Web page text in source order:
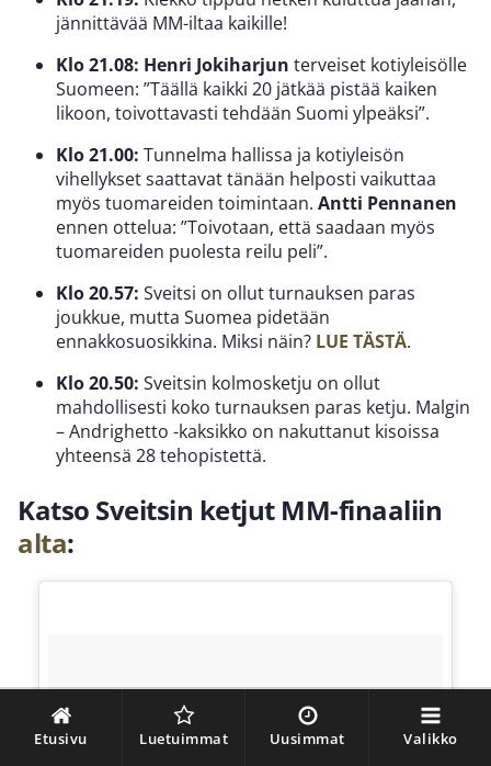
Etusivu Luetuimmat Uusimmat Valikko
jännittävää MM-iltaa kaikille!
Klo 21.08: Henri Jokiharjun terveiset kotiyleisölle
Suomeen: ”Täällä kaikki 20 jätkää pistää kaiken
likoon, toivottavasti tehdään Suomi ylpeäksi”.
Klo 21.00: Tunnelma hallissa ja kotiyleisön
vihellykset saattavat tänään helposti vaikuttaa
myös tuomareiden toimintaan. Antti Pennanen
ennen ottelua: ”Toivotaan, että saadaan myös
tuomareiden puolesta reilu peli”.
Klo 20.57: Sveitsi on ollut turnauksen paras
joukkue, mutta Suomea pidetään
ennakkosuosikkina. Miksi näin? LUE TÄSTÄ.
Klo 20.50: Sveitsin kolmosketju on ollut
mahdollisesti koko turnauksen paras ketju. Malgin
– Andrighetto -kaksikko on nakuttanut kisoissa
yhteensä 28 tehopistettä.
Katso Sveitsin ketjut MM-finaaliin
alta: